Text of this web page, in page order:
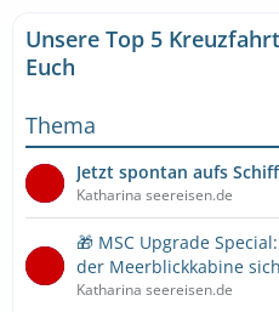
Unsere Top 5
Euch
Thema
Jetzt spontan aufs Schiff
Katharina seereisen.de
🎁 MSC Upgrade
der Meerblickkabine
Katharina seereisen.de